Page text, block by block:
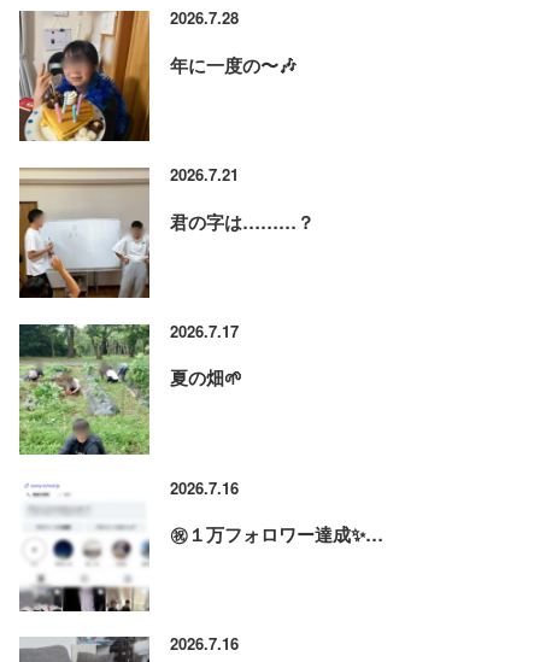
2026.7.28
年に一度の〜🎶
2026.7.21
君の字は………？
2026.7.17
夏の畑🌱
2026.7.16
㊗️１万フォロワー達成✨…
2026.7.16